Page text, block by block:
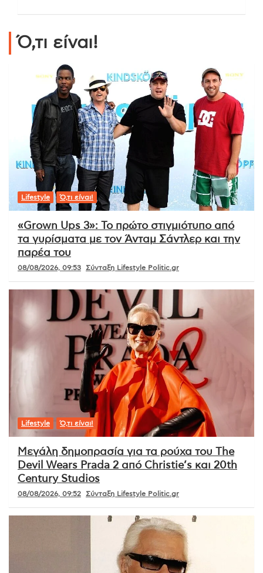
Ό,τι είναι!
Lifestyle Ό,τι είναι!
«Grown Ups 3»: Το πρώτο στιγμιότυπο από
τα γυρίσματα με τον Άνταμ Σάντλερ και την
παρέα του
08/08/2026, 09:53 Σύνταξη Lifestyle Politic.gr
Lifestyle Ό,τι είναι!
Μεγάλη δημοπρασία για τα ρούχα του The
Devil Wears Prada 2 από Christie’s και 20th
Century Studios
08/08/2026, 09:52 Σύνταξη Lifestyle Politic.gr